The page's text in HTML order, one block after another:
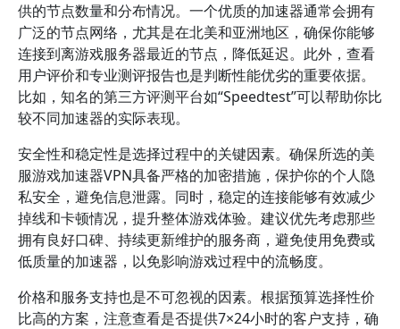
供的节点数量和分布情况。一个优质的加速器通常会拥有
广泛的节点网络，尤其是在北美和亚洲地区，确保你能够
连接到离游戏服务器最近的节点，降低延迟。此外，查看
用户评价和专业测评报告也是判断性能优劣的重要依据。
比如，知名的第三方评测平台如“Speedtest”可以帮助你比
较不同加速器的实际表现。
安全性和稳定性是选择过程中的关键因素。确保所选的美
服游戏加速器VPN具备严格的加密措施，保护你的个人隐
私安全，避免信息泄露。同时，稳定的连接能够有效减少
掉线和卡顿情况，提升整体游戏体验。建议优先考虑那些
拥有良好口碑、持续更新维护的服务商，避免使用免费或
低质量的加速器，以免影响游戏过程中的流畅度。
价格和服务支持也是不可忽视的因素。根据预算选择性价
比高的方案，注意查看是否提供7×24小时的客户支持，确